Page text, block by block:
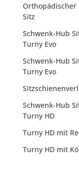
Orthopädischer
Sitz
Schwenk-Hub
Turny Evo
Schwenk-Hub
Turny Evo
Schwenk-Hub
Turny HD
Turny HD mit
Turny HD mit